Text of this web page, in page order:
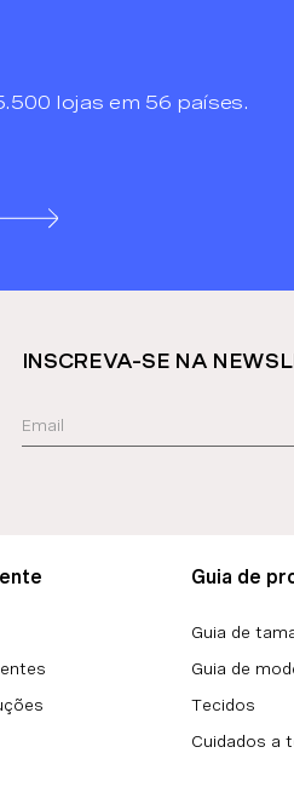
lojas em 56 países.
INSCREVA-SE NA
Guia de
Guia de
Guia de
Tecidos
Cuidados a